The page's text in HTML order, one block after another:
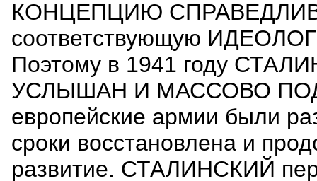
КОНЦЕПЦИЮ
соответствующую
Поэтому в 1941 году
УСЛЫШАН И МАССОВО
европейские армии были
сроки восстановлена и
развитие. СТАЛИНСКИЙ